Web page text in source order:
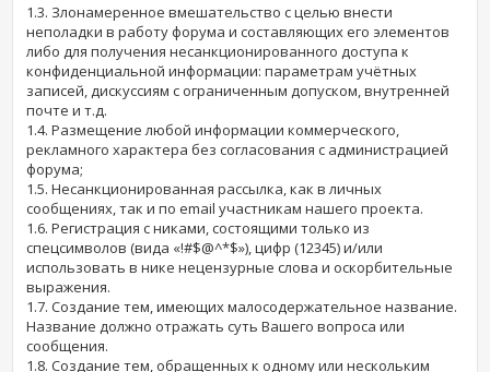
1.3. Злонамеренное вмешательство с целью внести
неполадки в работу форума и составляющих его элементов
либо для получения несанкционированного доступа к
конфиденциальной информации: параметрам учётных
записей, дискуссиям с ограниченным допуском, внутренней
почте и т.д.
1.4. Размещение любой информации коммерческого,
рекламного характера без согласования с администрацией
форума;
1.5. Несанкционированная рассылка, как в личных
сообщениях, так и по email участникам нашего проекта.
1.6. Регистрация с никами, состоящими только из
спецсимволов (вида «!#$@^*$»), цифр (12345) и/или
использовать в нике нецензурные слова и оскорбительные
выражения.
1.7. Создание тем, имеющих малосодержательное название.
Название должно отражать суть Вашего вопроса или
сообщения.
1.8. Создание тем, обращенных к одному или нескольким